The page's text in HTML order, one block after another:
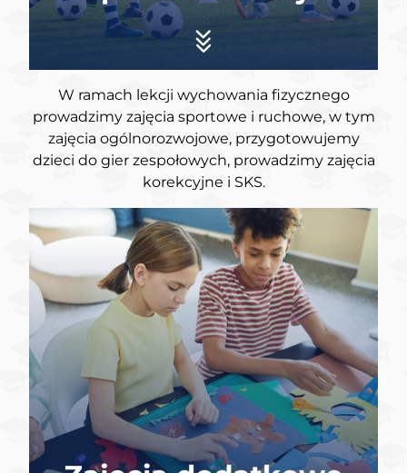
W ramach lekcji wychowania fizycznego
prowadzimy zajęcia sportowe i ruchowe, w tym
zajęcia ogólnorozwojowe, przygotowujemy
dzieci do gier zespołowych, prowadzimy zajęcia
korekcyjne i SKS.